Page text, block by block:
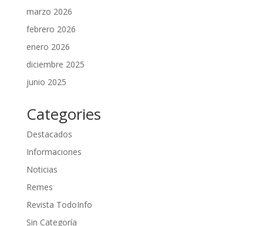
marzo 2026
febrero 2026
enero 2026
diciembre 2025
junio 2025
Categories
Destacados
Informaciones
Noticias
Remes
Revista TodoInfo
Sin Categoría